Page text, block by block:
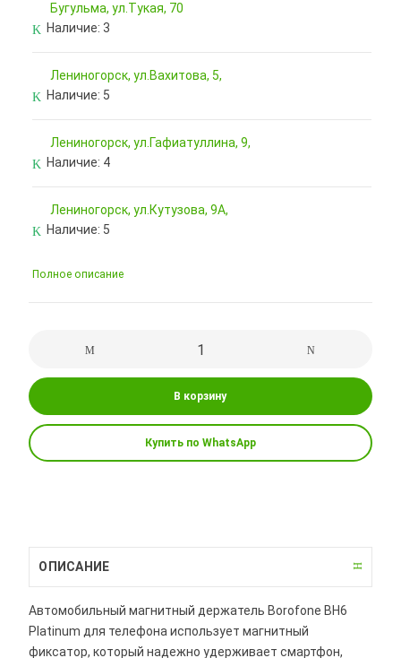
Бугульма, ул.Тукая, 70
Наличие: 3
Лениногорск, ул.Вахитова, 5,
Наличие: 5
Лениногорск, ул.Гафиатуллина, 9,
Наличие: 4
Лениногорск, ул.Кутузова, 9А,
Наличие: 5
Полное описание
В корзину
Купить по WhatsApp
ОПИСАНИЕ
Автомобильный магнитный держатель Borofone BH6
Platinum для телефона использует магнитный
фиксатор, который надежно удерживает смартфон,